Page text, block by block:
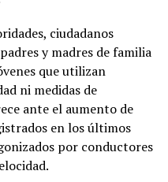
ciudadanos
y madres de familia
que utilizan
ni medidas de
ante el aumento de
en los últimos
por conductores